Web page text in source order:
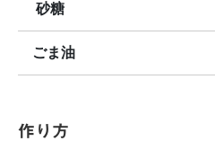
砂糖
ごま油
作り方